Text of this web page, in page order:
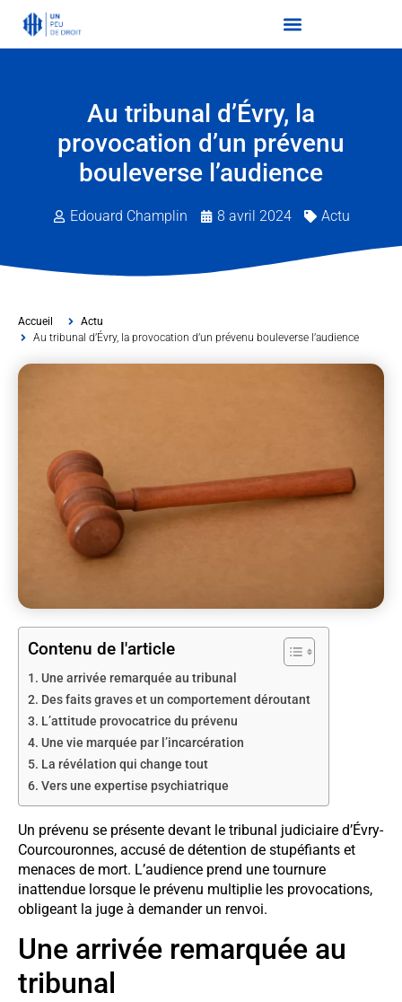
Au tribunal d’Évry, la
provocation d’un prévenu
bouleverse l’audience
Edouard Champlin 8 avril 2024 Actu
Accueil
Actu
Au tribunal d’Évry, la provocation d’un prévenu bouleverse l’audience
Contenu de l'article
Une arrivée remarquée au tribunal
Des faits graves et un comportement déroutant
L’attitude provocatrice du prévenu
Une vie marquée par l’incarcération
La révélation qui change tout
Vers une expertise psychiatrique
Un prévenu se présente devant le tribunal judiciaire d’Évry-
Courcouronnes, accusé de détention de stupéfiants et
menaces de mort. L’audience prend une tournure
inattendue lorsque le prévenu multiplie les provocations,
obligeant la juge à demander un renvoi.
Une arrivée remarquée au
tribunal